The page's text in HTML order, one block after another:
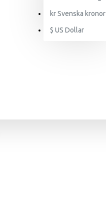
krSvenska kronor
$ US Dollar